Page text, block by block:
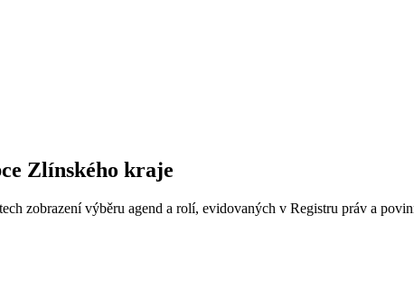
Zlínského kraje
zobrazení výběru agend a rolí, evidovaných v Registru práv a